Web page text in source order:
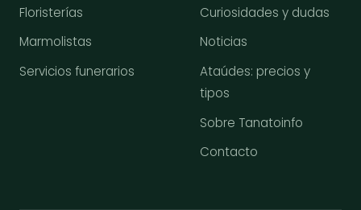
Floristerías
Marmolistas
Servicios funerarios
Curiosidades y dudas
Noticias
Ataúdes: precios y
tipos
Sobre Tanatoinfo
Contacto